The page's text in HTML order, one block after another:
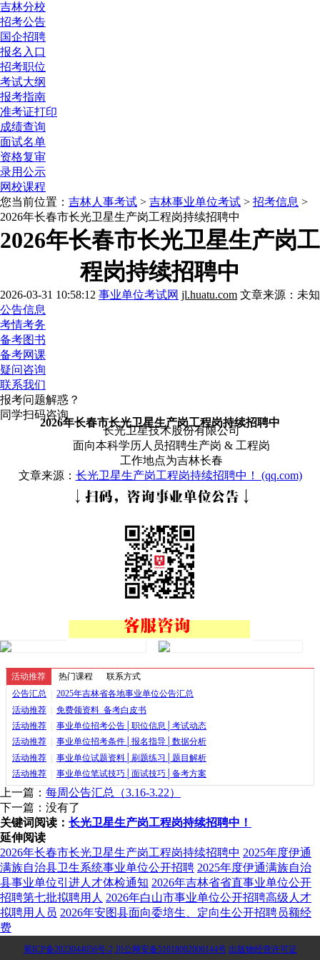
吉林分校
招考公告
国企招聘
报名入口
招考职位
考试大纲
报考指南
准考证打印
成绩查询
面试名单
资格复审
录用公示
网校课程
您当前位置： 吉林人事考试 > 吉林事业单位考试 > 招考信息 >
2026年长春市长光卫星生产岗工程岗持续招聘中
2026年长春市长光卫星生产岗工
程岗持续招聘中
2026-03-31 10:58:12 事业单位考试网 jl.huatu.com 文章来源：未知
公告信息
考情考务
备考图书
备考网课
疑问咨询
联系我们
报考问题解惑？
同学扫码咨询
2026年长春市长光卫星生产岗工程岗持续招聘中
长光卫星技术股份有限公司
面向本科学历人员招聘生产岗 & 工程岗
工作地点为吉林长春
文章来源： 长光卫星生产岗工程岗持续招聘中！ (qq.com)
活动推荐 热门课程 联系方式
公告汇总
2025年吉林省各地事业单位公告汇总
活动推荐
免费领资料_备考白皮书
活动推荐
事业单位招考公告│职位信息│考试动态
活动推荐
事业单位招考条件│报名指导│数据分析
活动推荐
事业单位试题资料│刷题练习│题目解析
活动推荐
事业单位笔试技巧│面试技巧│备考方案
上一篇： 每周公告汇总（3.16-3.22）
下一篇：没有了
关键词阅读： 长光卫星生产岗工程岗持续招聘中！
延伸阅读
2026年长春市长光卫星生产岗工程岗持续招聘中 2025年度伊通
满族自治县卫生系统事业单位公开招聘 2025年度伊通满族自治
县事业单位引进人才体检通知 2026年吉林省省直事业单位公开
招聘第七批拟聘用人 2026年白山市事业单位公开招聘高级人才
拟聘用人员 2026年安图县面向委培生、定向生公开招聘员额经
费
蜀ICP备2023044056号-2 川公网安备51018002000144号 出版物经营许可证